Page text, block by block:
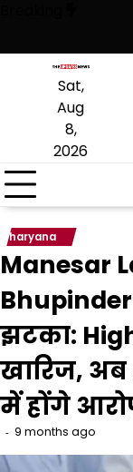
content
Sat,
Aug
8,
2026
haryana
Manesar
झटका:
खारिज, अब
में होंगे
9 months ago